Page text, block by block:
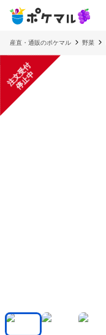
産直・通販のポケマル 野菜
注
文
受
付
停
止
中